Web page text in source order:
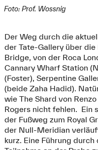
Foto: Prof. Wossnig
Der Weg durch die
der Tate-Gallery über
Bridge, von der Roca
Cannary Wharf Station
(Foster), Serpentine
(beide Zaha Hadid).
wie The Shard von
Rogers nicht fehlen. Ein
der Fußweg zum Royal
der Null-Meridian
kurz. Eine Führung